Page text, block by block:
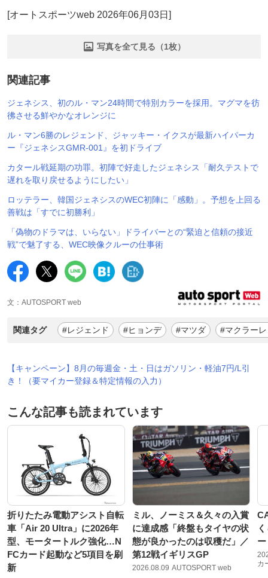
[オートスポーツweb 2026年06月03日]
写真を全て見る（1枚）
関連記事
ジェネシス、初のル・マン24時間で特別カラーを採用。マグマを彷
彿させる鮮やかなオレンジに
ル・マン6勝のレジェンド、ジャッキー・イクスが最新ハイパーカ
ー『ジェネシスGMR-001』を初ドライブ
カタール戦延期の功罪。初陣で好走したジェネシス「耐久テストで
遅れを取り戻せるようにしたい」
ロッテラー、韓国ジェネシスのWEC初陣に「感動」。予想を上回る
善戦は「すでに初勝利」
「偽物のドラマは、いらない」ドライバーとの“緊迫と信頼の接近
戦”で魅了する、WEC映像クルーの仕事術
文：AUTOSPORT web
関連タグ #レジェンド #ヒョンデ #マツダ #マクラー
【キャンペーン】8月の毎週金・土・日はガソリン・軽油7円/L引
き！（要マイカー登録＆特定情報の入力）
こんな記事も読まれています
折りたたみ電動アシスト自転
車「Air 20 Ultra」に2026年
型、モータートルク強化…N
FCカード起動など5項目を刷
新
ミル、ノーミス＆久々の入賞
に達成感「終盤もタイヤの状
態が良かったのは収穫だ」／
第12戦イギリスGP
2026.08.09 AUTOSPORT web
カ